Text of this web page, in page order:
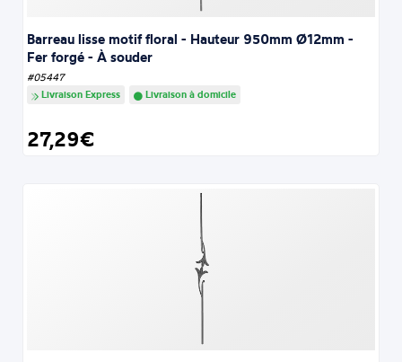
Barreau lisse motif floral - Hauteur 950mm Ø12mm -
Fer forgé - À souder
#05447
Livraison Express
Livraison à domicile
27,29€